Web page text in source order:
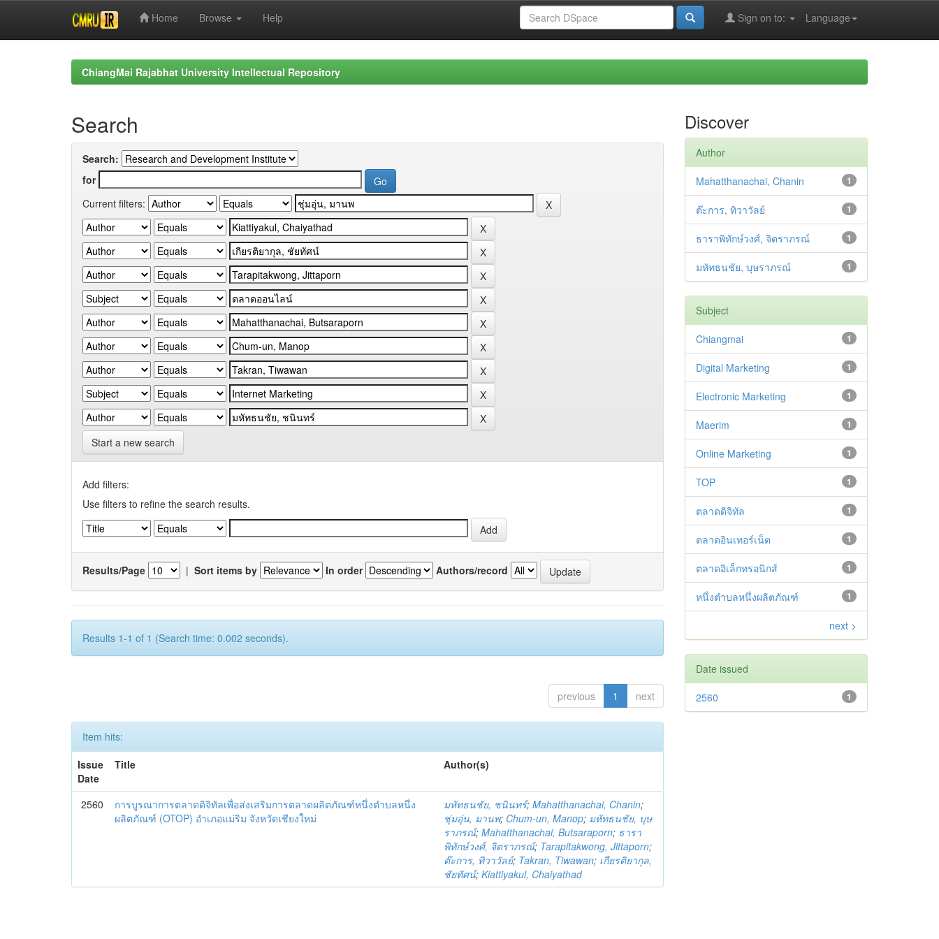
Home Browse Help Language
Sign on to:
ChiangMai Rajabhat University Intellectual Repository
Search
Search:
for
Current filters:
Start a new search
Add filters:
Use filters to refine the search results.
Results/Page | Sort items by In order Authors/record
Results 1-1 of 1 (Search time: 0.002 seconds).
previous 1 next
Item hits:
Issue
Date
Title Author(s)
2560
การบูรณาการตลาดดิจิทัลเพื่อส่งเสริมการตลาดผลิตภัณฑ์หนึ่งตำบลหนึ่ง
ผลิตภัณฑ์ (OTOP) อำเภอแม่ริม จังหวัดเชียงใหม่
มหัทธนชัย, ชนินทร์;Mahatthanachai, Chanin;
ชุ่มอุ่น, มานพ; Chum-un, Manop; มหัทธนชัย, บุษ
ราภรณ์;Mahatthanachai, Butsaraporn; ธารา
พิทักษ์วงศ์, จิตราภรณ์; Tarapitakwong, Jittaporn;
ต๊ะการ, ทิวาวัลย์; Takran, Tiwawan; เกียรติยากุล,
ชัยทัศน์;Kiattiyakul, Chaiyathad
Discover
Author
1
Mahatthanachai, Chanin
1
ต๊ะการ, ทิวาวัลย์
1
ธาราพิทักษ์วงศ์, จิตราภรณ์
1
มหัทธนชัย, บุษราภรณ์
Subject
1
Chiangmai
1
Digital Marketing
1
Electronic Marketing
1
Maerim
1
Online Marketing
1
TOP
1
ตลาดดิจิทัล
1
ตลาดอินเทอร์เน็ต
1
ตลาดอิเล็กทรอนิกส์
1
หนึ่งตำบลหนึ่งผลิตภัณฑ์
next >
Date issued
1
2560